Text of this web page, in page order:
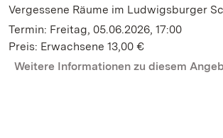
Vergessene Räume im Ludwigsburger
Termin: Freitag, 05.06.2026, 17:00
Preis: Erwachsene 13,00 €
Weitere Informationen zu diesem